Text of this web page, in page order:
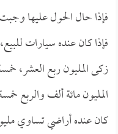
فإذا حال الحول عليها
فإذا كان عنده سيارات
زكى المليون ربع العشر،
المليون مائة ألف والربع
كان عنده أراضي تساوي